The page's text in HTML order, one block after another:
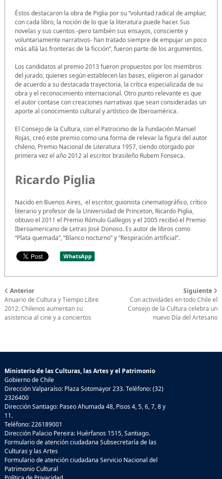
Éstos destacaron la obra de Piglia por su “voluntad radical de ampliar,
con cada libro, la noción de lo que la literatura puede hacer. Sus
novelas y sus cuentos -pero también sus ensayos, consciente y
voluntariamente narrativos- han tratado siempre de empujar un poco
más allá las fronteras de la ficción”, fueron parte de los argumentos.
Los candidatos al premio 2013 fueron propuestos por los miembros
del jurado, quienes según establecen las bases, eligieron al ganador
de acuerdo a su destacada trayectoria, la crítica especializada de su
obra y el reconocimiento internacional. Otro punto relevante es que
el autor contase con creaciones narrativas que sean consideradas un
aporte al conocimiento cultural y artístico de Iberoamérica.
El Consejo de la Cultura, con el Patrocinio de la Fundación Manuel
Rojas, creó este premio como una forma de relevar la figura del autor
chileno, Premio Nacional de Literatura 1957, siendo otorgado por
primera vez el año 2012 al escritor brasileño Rubem Fonseca.
Ricardo Piglia
Nacido en Buenos Aires, el escritor, guionista cinematográfico, crítico
literario y profesor de la Universidad de Princeton, Ricardo Piglia,
obtuvo el 2011 el Premio Rómulo Gallegos y el 2005 recibió el Premio
Iberoamericano de Letras José Donoso. Es autor de libros como
“Plata quemada”, “Blanco nocturno” y “Respiración artificial”.
WhatsApp
Anterior
Anuario de Cultura y Tiempo Libre
2012: Chilenos aumentan su
asistencia al cine y a conciertos
Siguiente
Con actividades en todo Chile el
Consejo de la Cultura celebra un
nuevo Día del Artesano
Ministerio de las Culturas, las Artes y el Patrimonio
Gobierno de Chile
Dirección Valparaíso: Plaza Sotomayor 233. Teléfono: (32)
2326400
Dirección Santiago: Paseo Ahumada 48, Pisos 4, 5, 6, 7, 8 y
11.
Teléfono: 226189001
Dirección Palacio Pereira: Huérfanos 1515, Santiago.
Formulario de atención ciudadana Subsecretaría de las
Culturas y las Artes
Formulario de atención ciudadana Servicio Nacional del
Patrimonio Cultural